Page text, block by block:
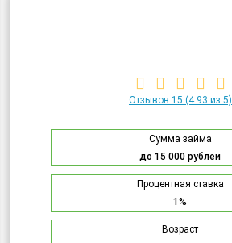
Отзывов 15 (4.93 из 5)
Сумма займа
до 15 000 рублей
Процентная ставка
1%
Возраст